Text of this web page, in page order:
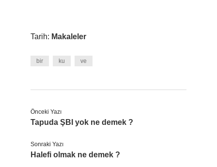
Tarih: Makaleler
bir ku ve
Önceki Yazı
Tapuda ŞBI yok ne demek ?
Sonraki Yazı
Halefi olmak ne demek ?